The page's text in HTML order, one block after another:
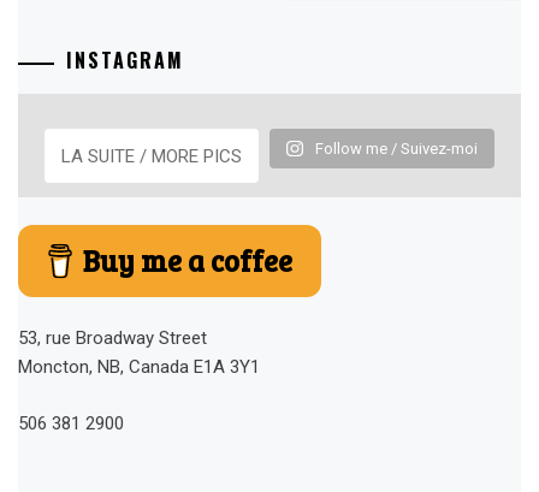
INSTAGRAM
LA SUITE / MORE PICS Follow me / Suivez-moi
Buy me a coffee
53, rue Broadway Street
Moncton, NB, Canada E1A 3Y1
506 381 2900